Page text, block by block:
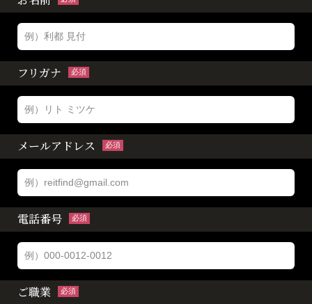
フリガナ 必須
メールアドレス 必須
電話番号 必須
ご職業 必須